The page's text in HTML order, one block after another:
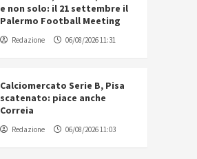
e non solo: il 21 settembre il
Palermo Football Meeting
Redazione 06/08/2026 11:31
Calciomercato Serie B, Pisa
scatenato: piace anche
Correia
Redazione 06/08/2026 11:03